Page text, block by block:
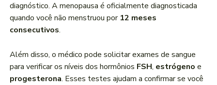
diagnóstico. A menopausa é oficialmente diagnosticada
quando você não menstruou por 12 meses
consecutivos.
Além disso, o médico pode solicitar exames de sangue
para verificar os níveis dos hormônios FSH, estrógeno e
progesterona. Esses testes ajudam a confirmar se você